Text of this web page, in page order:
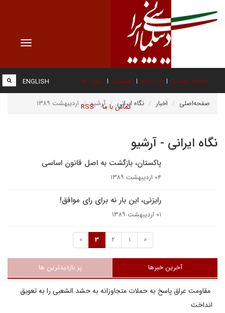
Toggle
صفحه نخست درباره ما عضویت پیوند ها
تماس با ما RSS
ENGLISH
صفحه‌اصلی اخبار نگاه ایرانی آرشیو اردیبهشت ۱۳۸۹
نگاه ایرانی - آرشیو
پاکستان، بازگشت به اصل قانون اساسی
۰۴ اردیبهشت ۱۳۸۹
رایزنی، این بار نه برای رای موافق!
۰۱ اردیبهشت ۱۳۸۹
«
1
2
3
»
آخرین خبرها پر بازدیدترین ها
مقاومت عراق پاسخ به حملات متجاوزانه به حشد الشعبی را به تعویق
انداخت